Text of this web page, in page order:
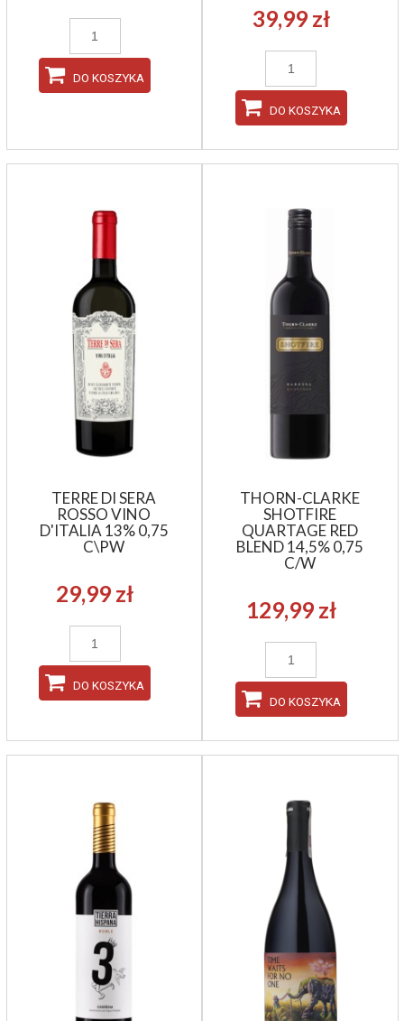
DO KOSZYKA
39,99 zł
DO KOSZYKA
TERRE DI SERA
ROSSO VINO
D'ITALIA 13% 0,75
C\PW
29,99 zł
DO KOSZYKA
THORN-CLARKE
SHOTFIRE
QUARTAGE RED
BLEND 14,5% 0,75
C/W
129,99 zł
DO KOSZYKA